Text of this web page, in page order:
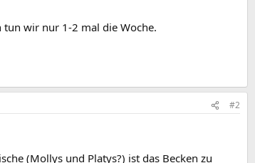
tun wir nur 1-2 mal die Woche.
#2
(Mollys und Platys?) ist das Becken zu